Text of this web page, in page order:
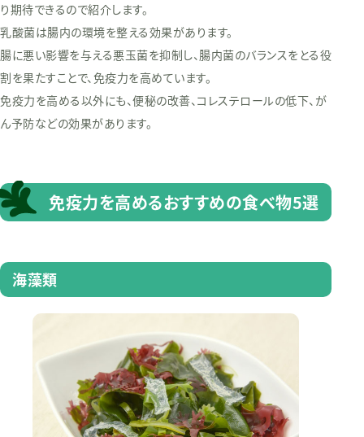
り期待できるので紹介します。
乳酸菌は腸内の環境を整える効果があります。
腸に悪い影響を与える悪玉菌を抑制し、腸内菌のバランスをとる役
割を果たすことで、免疫力を高めています。
免疫力を高める以外にも、便秘の改善、コレステロールの低下、が
ん予防などの効果があります。
免疫力を高めるおすすめの食べ物5選
海藻類